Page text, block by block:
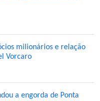
milionários e relação
Vorcaro
a engorda de Ponta